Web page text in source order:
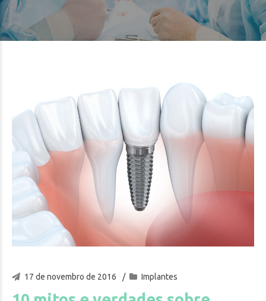
17 de novembro de 2016 Implantes